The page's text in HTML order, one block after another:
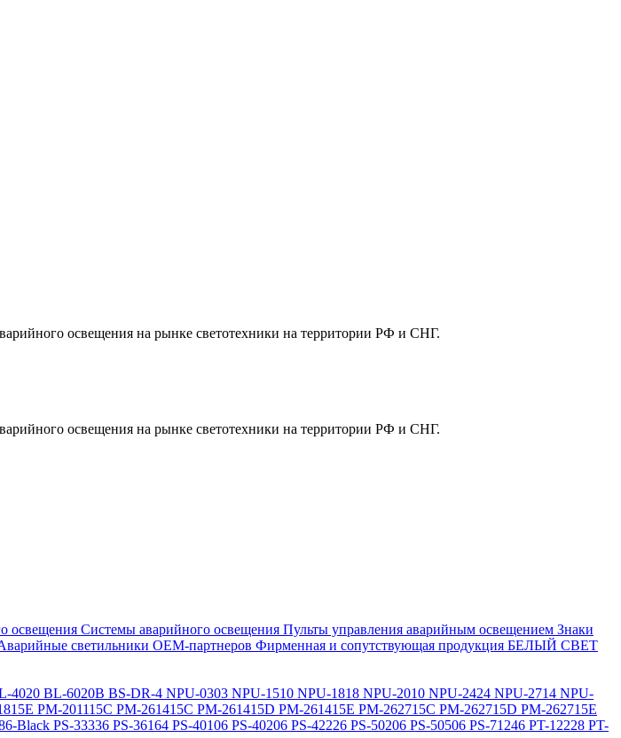
освещения на рынке светотехники на территории РФ и СНГ.
освещения на рынке светотехники на территории РФ и СНГ.
освещения Системы аварийного освещения Пульты управления аварийным освещением Знаки
светильники ОЕМ-партнеров Фирменная и сопутствующая продукция БЕЛЫЙ СВЕТ
4020 BL-6020B BS-DR-4 NPU-0303 NPU-1510 NPU-1818 NPU-2010 NPU-2424 NPU-2714 NPU-
PM-201115C PM-261415C PM-261415D PM-261415E PM-262715C PM-262715D PM-262715E
Black PS-33336 PS-36164 PS-40106 PS-40206 PS-42226 PS-50206 PS-50506 PS-71246 PT-12228 PT-